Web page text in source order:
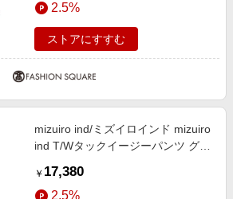
2.5%
ストアにすすむ
mizuiro ind/ミズイロインド mizuiro
ind T/Wタックイージーパンツ グレ
￥ 17,380
2.5%